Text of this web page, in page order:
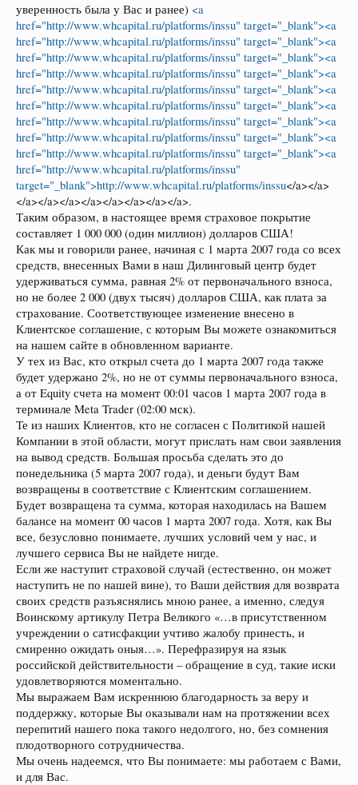
уверенность была у Вас и ранее) <a
href="http://www.whcapital.ru/platforms/inssu" target="_blank"><a
href="http://www.whcapital.ru/platforms/inssu" target="_blank"><a
href="http://www.whcapital.ru/platforms/inssu" target="_blank"><a
href="http://www.whcapital.ru/platforms/inssu" target="_blank"><a
href="http://www.whcapital.ru/platforms/inssu" target="_blank"><a
href="http://www.whcapital.ru/platforms/inssu" target="_blank"><a
href="http://www.whcapital.ru/platforms/inssu" target="_blank"><a
href="http://www.whcapital.ru/platforms/inssu" target="_blank"><a
href="http://www.whcapital.ru/platforms/inssu" target="_blank"><a
href="http://www.whcapital.ru/platforms/inssu"
target="_blank">http://www.whcapital.ru/platforms/inssu</a></a>
</a></a></a></a></a></a></a></a>.
Таким образом, в настоящее время страховое покрытие
составляет 1 000 000 (один миллион) долларов США!
Как мы и говорили ранее, начиная с 1 марта 2007 года со всех
средств, внесенных Вами в наш Дилинговый центр будет
удерживаться сумма, равная 2% от первоначального взноса,
но не более 2 000 (двух тысяч) долларов США, как плата за
страхование. Соответствующее изменение внесено в
Клиентское соглашение, с которым Вы можете ознакомиться
на нашем сайте в обновленном варианте.
У тех из Вас, кто открыл счета до 1 марта 2007 года также
будет удержано 2%, но не от суммы первоначального взноса,
а от Equity счета на момент 00:01 часов 1 марта 2007 года в
терминале Meta Trader (02:00 мск).
Те из наших Клиентов, кто не согласен с Политикой нашей
Компании в этой области, могут прислать нам свои заявления
на вывод средств. Большая просьба сделать это до
понедельника (5 марта 2007 года), и деньги будут Вам
возвращены в соответствие с Клиентским соглашением.
Будет возвращена та сумма, которая находилась на Вашем
балансе на момент 00 часов 1 марта 2007 года. Хотя, как Вы
все, безусловно понимаете, лучших условий чем у нас, и
лучшего сервиса Вы не найдете нигде.
Если же наступит страховой случай (естественно, он может
наступить не по нашей вине), то Ваши действия для возврата
своих средств разъяснялись мною ранее, а именно, следуя
Воинскому артикулу Петра Великого «…в присутственном
учреждении о сатисфакции учтиво жалобу принесть, и
смиренно ожидать оныя…». Перефразируя на язык
российской действительности – обращение в суд, такие иски
удовлетворяются моментально.
Мы выражаем Вам искреннюю благодарность за веру и
поддержку, которые Вы оказывали нам на протяжении всех
перепитий нашего пока такого недолгого, но, без сомнения
плодотворного сотрудничества.
Мы очень надеемся, что Вы понимаете: мы работаем с Вами,
и для Вас.